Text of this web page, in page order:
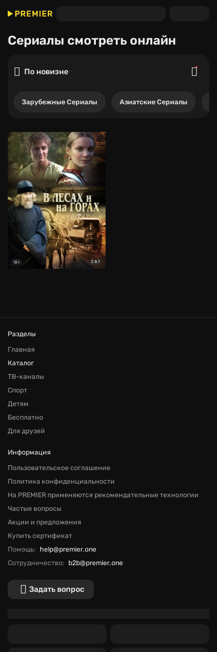
Сериалы смотреть онлайн
По новизне
Зарубежные Сериалы Азиатские Сериалы
12+ 8.7
Разделы
Главная
Каталог
ТВ-каналы
Спорт
Детям
Бесплатно
Для друзей
Информация
Пользовательское соглашение
Политика конфиденциальности
На PREMIER применяются рекомендательные технологии
Частые вопросы
Акции и предложения
Купить сертификат
Помощь: help@premier.one
Сотрудничество: b2b@premier.one
Задать вопрос